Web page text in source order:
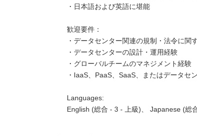
・日本語および英語に堪能
歓迎要件：
・データセンター関連の規制・法令に関
・データセンターの設計・運用経験
・グローバルチームのマネジメント経験
・IaaS、PaaS、SaaS、またはデータセ
Languages:
English (総合 - 3 - 上級)、 Japanese (総